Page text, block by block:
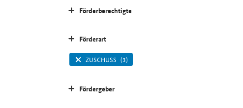
Förderberechtigte
Förderart
ZUSCHUSS (3)
Fördergeber